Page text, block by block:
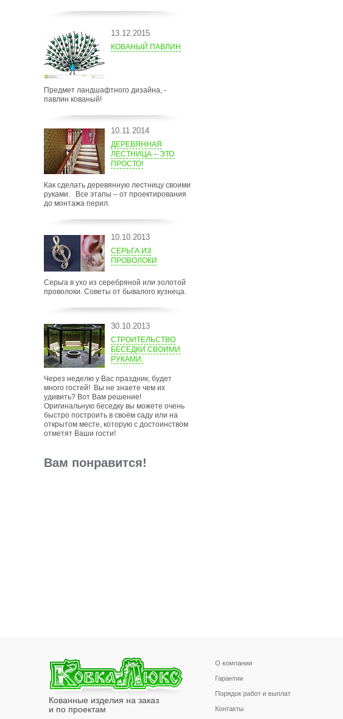
13.12.2015
КОВАНЫЙ ПАВЛИН
Предмет ландшафтного дизайна, -
павлин кованый!
10.11.2014
ДЕРЕВЯННАЯ
ЛЕСТНИЦА – ЭТО
ПРОСТО!
Как сделать деревянную лестницу своими
руками. Все этапы – от проектирования
до монтажа перил.
10.10.2013
СЕРЬГА ИЗ
ПРОВОЛОКИ
Серьга в ухо из серебряной или золотой
проволоки. Советы от бывалого кузнеца.
30.10.2013
СТРОИТЕЛЬСТВО
БЕСЕДКИ СВОИМИ
РУКАМИ.
Через неделю у Вас праздник, будет
много гостей! Вы не знаете чем их
удивить? Вот Вам решение!
Оригинальную беседку вы можете очень
быстро построить в своём саду или на
открытом месте, которую с достоинством
отметят Ваши гости!
Вам понравится!
Кованные изделия на заказ
и по проектам
О компании
Гарантии
Порядок работ и выплат
Контакты